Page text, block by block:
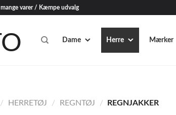
varer / Kæmpe udvalg
Dame Herre Mærker
/ HERRETØJ / REGNTØJ / REGNJAKKER